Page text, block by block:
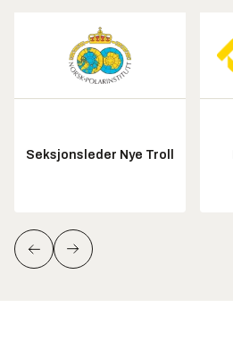
Seksjonsleder Nye Troll